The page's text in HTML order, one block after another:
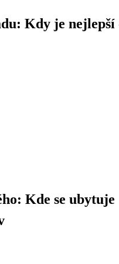
Kdy je nejlepší
Kde se ubytuje